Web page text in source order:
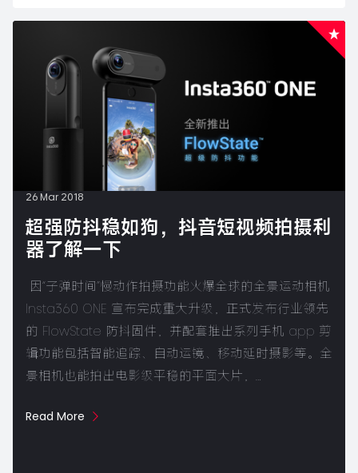
26 Mar 2018
超强防抖稳如狗，抖音短视频拍摄利
器了解一下
​​ 因“子弹时间”慢动作拍摄功能火爆全球的全景运动相机
Insta360 ONE 宣布完成重大升级，正式发布行业领先
的 FlowState 防抖固件，并配套推出系列手机 app 剪
辑功能包括智能追踪、自动运镜、移动延时摄影等。全
景相机也能拍出电影级平稳的平面大片，…
Read More